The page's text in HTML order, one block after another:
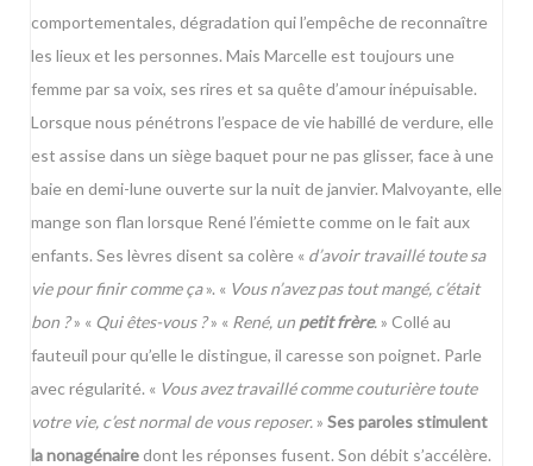
comportementales, dégradation qui l’empêche de reconnaître
les lieux et les personnes. Mais Marcelle est toujours une
femme par sa voix, ses rires et sa quête d’amour inépuisable.
Lorsque nous pénétrons l’espace de vie habillé de verdure, elle
est assise dans un siège baquet pour ne pas glisser, face à une
baie en demi-lune ouverte sur la nuit de janvier. Malvoyante, elle
mange son flan lorsque René l’émiette comme on le fait aux
enfants. Ses lèvres disent sa colère « d’avoir travaillé toute sa
vie pour finir comme ça». « Vous n’avez pas tout mangé, c’était
bon ?» « Qui êtes-vous ?» « René, un petit frère.» Collé au
fauteuil pour qu’elle le distingue, il caresse son poignet. Parle
avec régularité. « Vous avez travaillé comme couturière toute
votre vie, c’est normal de vous reposer.» Ses paroles stimulent
la nonagénairedont les réponses fusent. Son débit s’accélère.